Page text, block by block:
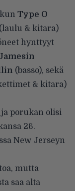
Type O
(laulu & kitara)
hynttyyt
(basso), sekä
& kitara)
ja porukan olisi
26.
New Jerseyn
mutta
saa alta